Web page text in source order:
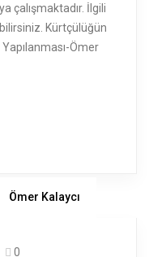
çalışmaktadır. İlgili
Kürtçülüğün
Ömer
Ömer Kalaycı
0